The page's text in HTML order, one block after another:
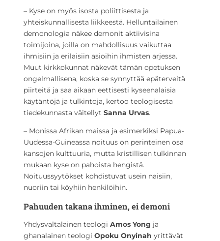
– Kyse on myös isosta poliittisesta ja
yhteiskunnallisesta liikkeestä. Helluntailainen
demonologia näkee demonit aktiivisina
toimijoina, joilla on mahdollisuus vaikuttaa
ihmisiin ja erilaisiin asioihin ihmisten arjessa.
Muut kirkkokunnat näkevät tämän opetuksen
ongelmallisena, koska se synnyttää epäterveitä
piirteitä ja saa aikaan eettisesti kyseenalaisia
käytäntöjä ja tulkintoja, kertoo teologisesta
tiedekunnasta väitellyt Sanna Urvas.
– Monissa Afrikan maissa ja esimerkiksi Papua-
Uudessa-Guineassa noituus on perinteinen osa
kansojen kulttuuria, mutta kristillisen tulkinnan
mukaan kyse on pahoista hengistä.
Noituussyytökset kohdistuvat usein naisiin,
nuoriin tai köyhiin henkilöihin.
Pahuuden takana ihminen, ei demoni
Yhdysvaltalainen teologi Amos Yong ja
ghanalainen teologi Opoku Onyinah yrittävät